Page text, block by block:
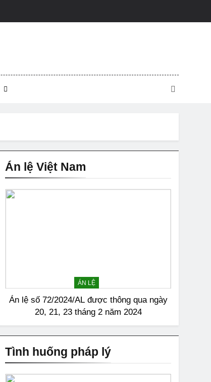
Án lệ Việt Nam
ÁN LỆ
Án lệ số 72/2024/AL được thông qua ngày
20, 21, 23 tháng 2 năm 2024
Tình huống pháp lý